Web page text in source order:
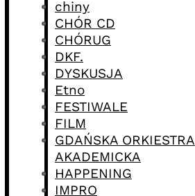
chiny
CHÓR CD
CHÓRUG
DKF.
DYSKUSJA
Etno
FESTIWALE
FILM
GDAŃSKA ORKIESTRA
AKADEMICKA
HAPPENING
IMPRO